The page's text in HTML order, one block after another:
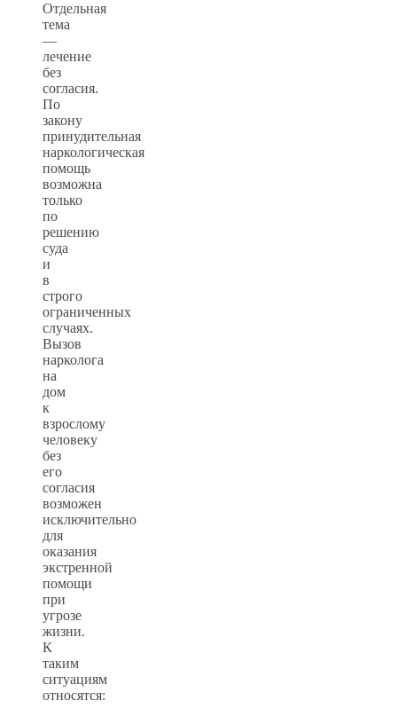
Отдельная
тема
—
лечение
без
согласия.
По
закону
принудительная
наркологическая
помощь
возможна
только
по
решению
суда
и
в
строго
ограниченных
случаях.
Вызов
нарколога
на
дом
к
взрослому
человеку
без
его
согласия
возможен
исключительно
для
оказания
экстренной
помощи
при
угрозе
жизни.
К
таким
ситуациям
относятся: